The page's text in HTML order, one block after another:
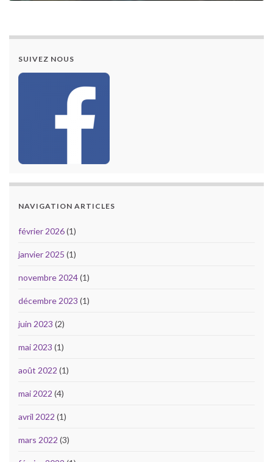
SUIVEZ NOUS
NAVIGATION ARTICLES
février 2026(1)
janvier 2025 (1)
novembre 2024(1)
décembre 2023 (1)
juin 2023 (2)
mai 2023 (1)
août 2022 (1)
mai 2022 (4)
avril 2022 (1)
mars 2022 (3)